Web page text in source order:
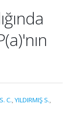
C.,YILDIRMIŞ S.,